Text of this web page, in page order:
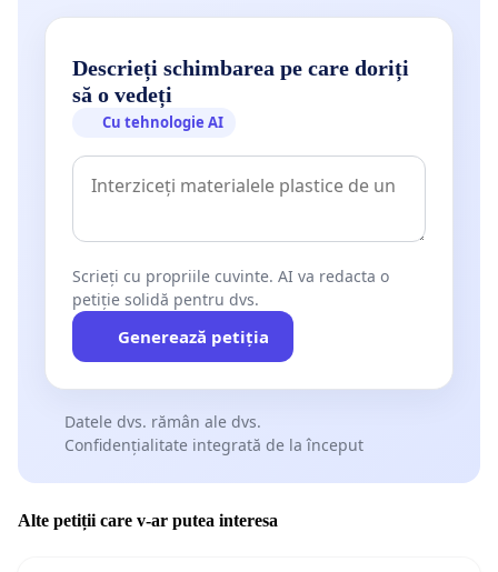
Descrieți schimbarea pe care doriți
să o vedeți
Cu tehnologie AI
Scrieți cu propriile cuvinte. AI va redacta o
petiție solidă pentru dvs.
Generează petiția
Datele dvs. rămân ale dvs.
Confidențialitate integrată de la început
Alte petiții care v-ar putea interesa